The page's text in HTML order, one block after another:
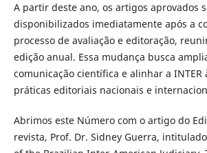
A partir deste ano, os artigos aprovados
disponibilizados imediatamente após a
processo de avaliação e editoração,
edição anual. Essa mudança busca
comunicação científica e alinhar a INTER
práticas editoriais nacionais e
Abrimos este Número com o artigo do
revista, Prof. Dr. Sidney Guerra,